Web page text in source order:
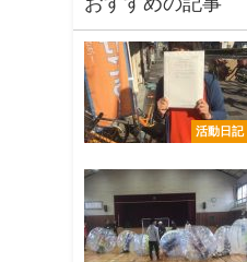
活動日記